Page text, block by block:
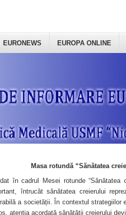
EURONEWS EUROPA ONLINE
Masa rotundă “Sănătatea
în cadrul Mesei rotunde
întrucât sănătatea creierului
a societății. În contextul strategiilor
atenția acordată sănătății creierului